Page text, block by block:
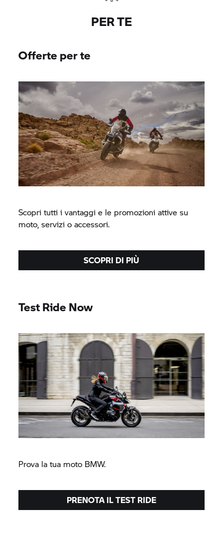
PER TE
Offerte per te
Scopri tutti i vantaggi e le promozioni attive su
moto, servizi o accessori.
SCOPRI DI PIÙ
Test Ride Now
Prova la tua moto BMW.
PRENOTA IL TEST RIDE